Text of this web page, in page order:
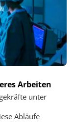
Arbeiten
unter
Abläufe